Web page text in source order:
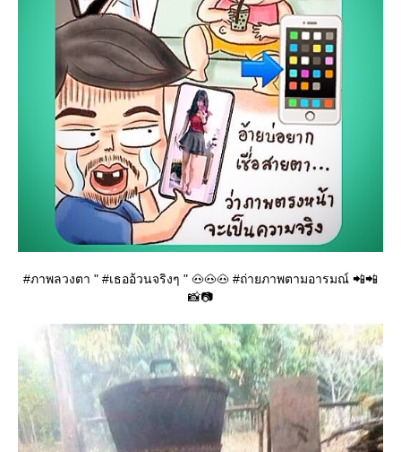
#ภาพลวงตา " #เธออ้วนจริงๆ " 🐽🐽🐽 #ถ่ายภาพตามอารมณ์ 📲📲
📸📷